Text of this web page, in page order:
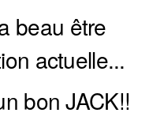
beau être
actuelle...
bon JACK!!